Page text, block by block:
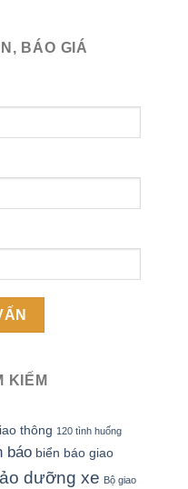
BÁO GIÁ
KIẾM
thông 120 tình huống
báo biển báo giao
dưỡng xe Bộ giao